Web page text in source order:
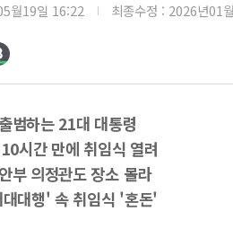
월19일 16:22 최종수정 : 2026년01
범하는 21대 대통령
시간 만에 취임식 열려
부 의정관도 장소 몰라
대행' 속 취임식 '혼돈'